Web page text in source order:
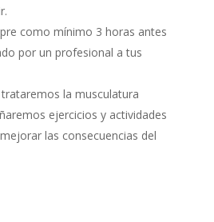
como mínimo 3 horas antes
por un profesional a tus
la musculatura
ejercicios y actividades
las consecuencias del